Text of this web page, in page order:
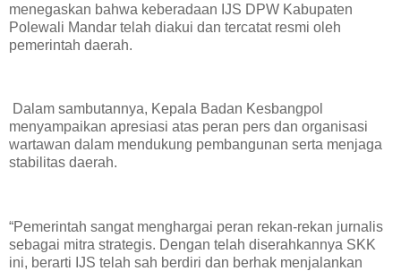
menegaskan bahwa keberadaan IJS DPW Kabupaten
Polewali Mandar telah diakui dan tercatat resmi oleh
pemerintah daerah.
Dalam sambutannya, Kepala Badan Kesbangpol
menyampaikan apresiasi atas peran pers dan organisasi
wartawan dalam mendukung pembangunan serta menjaga
stabilitas daerah.
“Pemerintah sangat menghargai peran rekan-rekan jurnalis
sebagai mitra strategis. Dengan telah diserahkannya SKK
ini, berarti IJS telah sah berdiri dan berhak menjalankan